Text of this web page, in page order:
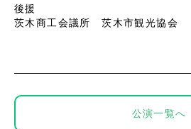
後援
茨木商工会議所 茨木市観光協会
公演一覧へ